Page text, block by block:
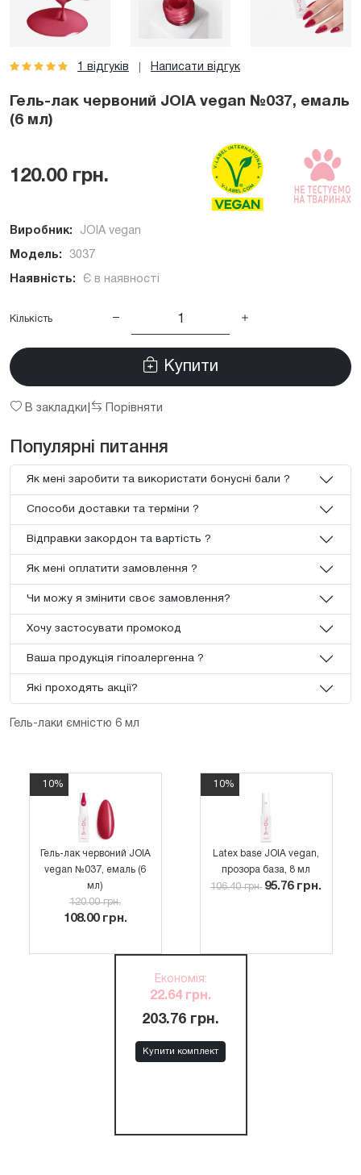
1 відгуків Написати відгук
Гель-лак червоний JOIA vegan №037, емаль
(6 мл)
120.00 грн.
Виробник: JOIA vegan
Модель: 3037
Наявність: Є в наявності
Кількість
Купити
В закладки Порівняти
Популярні питання
Як мені заробити та використати бонусні бали ?
Способи доставки та терміни ?
Відправки закордон та вартість ?
Як мені оплатити замовлення ?
Чи можу я змінити своє замовлення?
Хочу застосувати промокод
Ваша продукція гіпоалергенна ?
Які проходять акції?
Гель-лаки ємністю 6 мл
10%
Гель-лак червоний JOIA
vegan №037, емаль (6
мл)
120.00 грн.
108.00 грн.
10%
Latex base JOIA vegan,
прозора база, 8 мл
106.40 грн. 95.76 грн.
Економія:
22.64 грн.
203.76 грн.
Купити комплект